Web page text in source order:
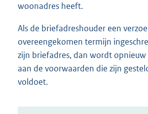
woonadres heeft.
Als de briefadreshouder een
overeengekomen termijn
zijn briefadres, dan wordt
aan de voorwaarden die zijn
voldoet.